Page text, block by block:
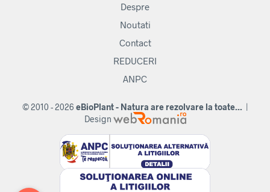
Despre
Noutati
Contact
REDUCERI
ANPC
© 2010 - 2026 eBioPlant - Natura are rezolvare la toate... |
Design